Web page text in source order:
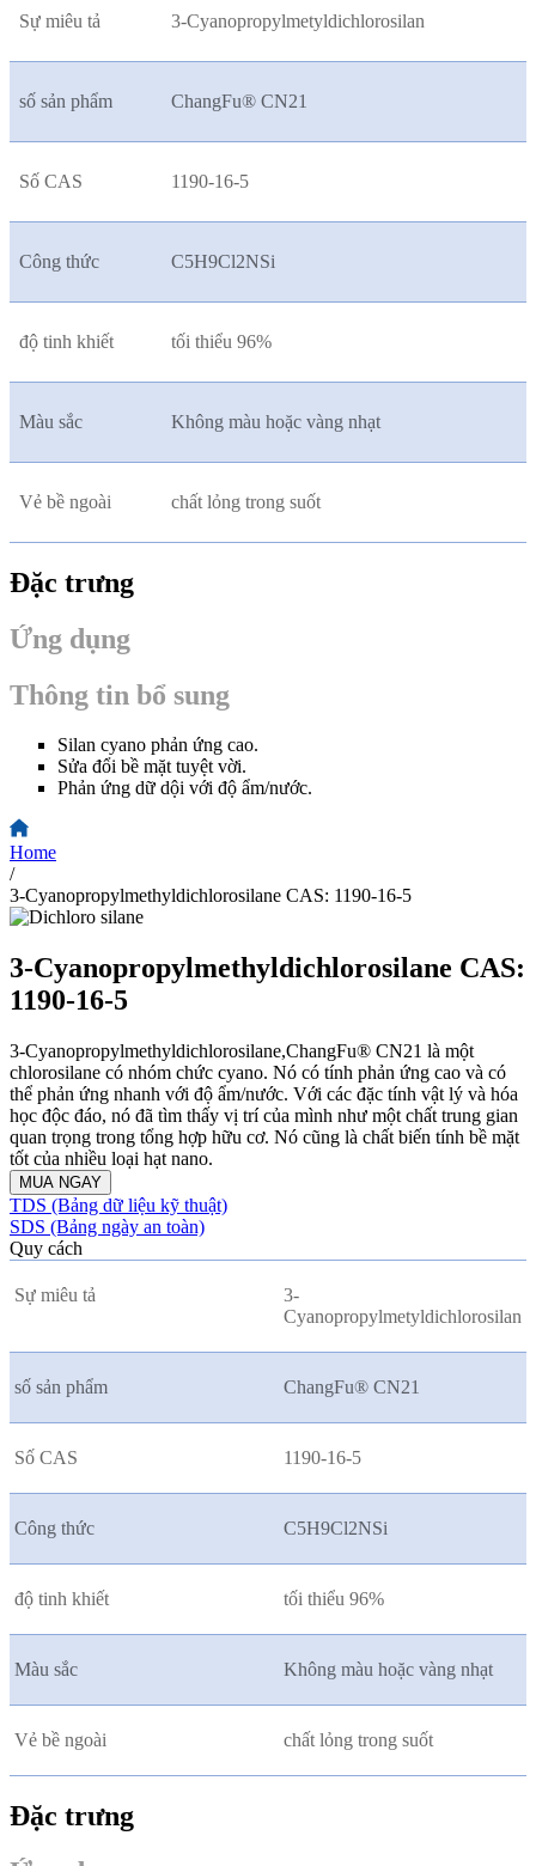
Sự miêu tả 3-Cyanopropylmetyldichlorosilan
số sản phẩm ChangFu® CN21
Số CAS 1190-16-5
Công thức C5H9Cl2NSi
độ tinh khiết tối thiểu 96%
Màu sắc Không màu hoặc vàng nhạt
Vẻ bề ngoài chất lỏng trong suốt
Đặc trưng
Ứng dụng
Thông tin bổ sung
Silan cyano phản ứng cao.
Sửa đổi bề mặt tuyệt vời.
Phản ứng dữ dội với độ ẩm/nước.
Home
/
3-Cyanopropylmethyldichlorosilane CAS: 1190-16-5
3-Cyanopropylmethyldichlorosilane CAS:
1190-16-5
3-Cyanopropylmethyldichlorosilane,ChangFu® CN21 là một
chlorosilane có nhóm chức cyano. Nó có tính phản ứng cao và có
thể phản ứng nhanh với độ ẩm/nước. Với các đặc tính vật lý và hóa
học độc đáo, nó đã tìm thấy vị trí của mình như một chất trung gian
quan trọng trong tổng hợp hữu cơ. Nó cũng là chất biến tính bề mặt
tốt của nhiều loại hạt nano.
MUA NGAY
TDS (Bảng dữ liệu kỹ thuật)
SDS (Bảng ngày an toàn)
Quy cách
Sự miêu tả
3-
Cyanopropylmetyldichlorosilan
số sản phẩm ChangFu® CN21
Số CAS 1190-16-5
Công thức C5H9Cl2NSi
độ tinh khiết tối thiểu 96%
Màu sắc Không màu hoặc vàng nhạt
Vẻ bề ngoài chất lỏng trong suốt
Đặc trưng